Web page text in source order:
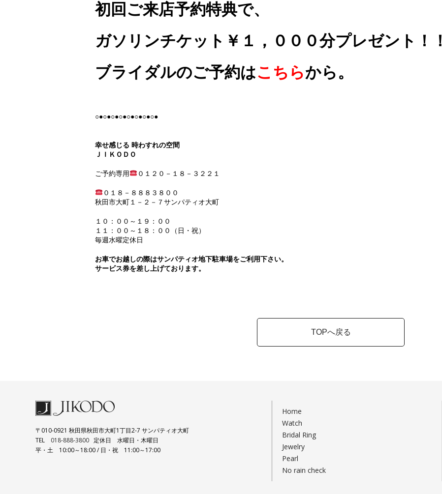
初回ご来店予約特典で、
ガソリンチケット￥１，０００分プレゼント！！
ブライダルのご予約はこちらから。
○●○●○●○●○●○●○●○●
幸せ感じる 時わすれの空間
ＪＩＫＯＤＯ
ご予約専用 ０１２０－１８－３２２１
０１８－８８８３８００
秋田市大町１－２－７サンパティオ大町
１０：００～１９：００
１１：００～１８：００（日・祝）
毎週水曜定休日
お車でお越しの際はサンパティオ地下駐車場をご利用下さい。
サービス券を差し上げております。
TOPへ戻る
〒010-0921 秋田県秋田市大町1丁目2-7 サンパティオ大町
TEL 018-888-3800 定休日 水曜日・木曜日
平・土 10:00～18:00 / 日・祝 11:00～17:00
Home
Watch
Bridal Ring
Jewelry
Pearl
No rain check